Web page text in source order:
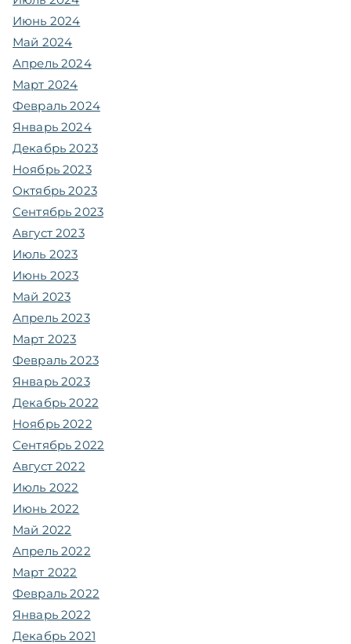
Июнь 2024
Май 2024
Апрель 2024
Март 2024
Февраль 2024
Январь 2024
Декабрь 2023
Ноябрь 2023
Октябрь 2023
Сентябрь 2023
Август 2023
Июль 2023
Июнь 2023
Май 2023
Апрель 2023
Март 2023
Февраль 2023
Январь 2023
Декабрь 2022
Ноябрь 2022
Сентябрь 2022
Август 2022
Июль 2022
Июнь 2022
Май 2022
Апрель 2022
Март 2022
Февраль 2022
Январь 2022
Декабрь 2021